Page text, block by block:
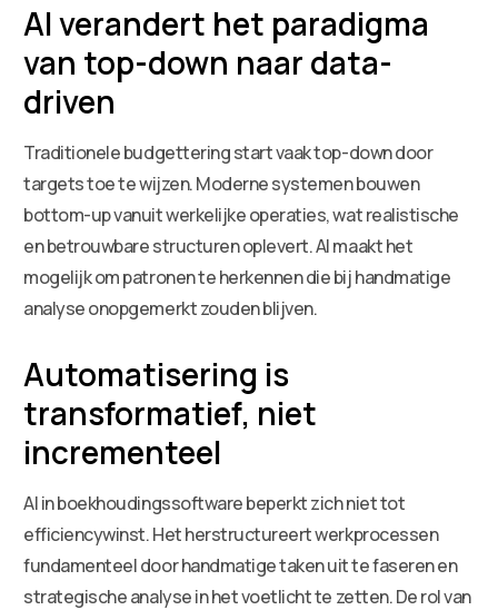
AI verandert het paradigma
van top-down naar data-
driven
Traditionele budgettering start vaak top-down door
targets toe te wijzen. Moderne systemen bouwen
bottom-up vanuit werkelijke operaties, wat realistische
en betrouwbare structuren oplevert. AI maakt het
mogelijk om patronen te herkennen die bij handmatige
analyse onopgemerkt zouden blijven.
Automatisering is
transformatief, niet
incrementeel
AI in boekhoudingssoftware beperkt zich niet tot
efficiencywinst. Het herstructureert werkprocessen
fundamenteel door handmatige taken uit te faseren en
strategische analyse in het voetlicht te zetten. De rol van